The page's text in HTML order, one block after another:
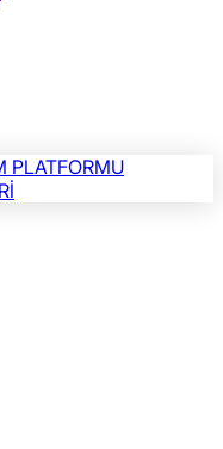
PLATFORMU